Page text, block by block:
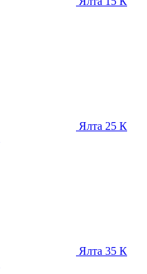
Ялта 25 К
Ялта 35 К